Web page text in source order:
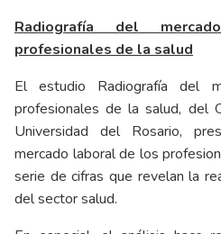
Radiografía del
profesionales de la salud
El estudio Radiografía del
profesionales de la salud, del
Universidad del Rosario,
mercado laboral de los
serie de cifras que revelan la
del sector salud.